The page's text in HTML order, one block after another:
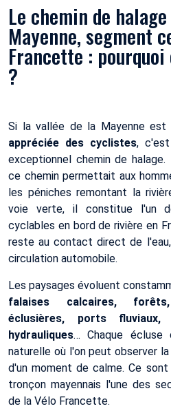
Le chemin de
Mayenne, segment
Francette :
?
Si la vallée de la Mayenne est
appréciée des cyclistes,
exceptionnel chemin de
ce chemin permettait aux
les péniches remontant la
voie verte, il constitue l'un
cyclables en bord de rivière en
reste au contact direct de
circulation automobile.
Les paysages évoluent
falaises calcaires,
éclusières, ports
hydrauliques… Chaque
naturelle où l'on peut observer
d'un moment de calme. Ce
tronçon mayennais l'une des
de la Vélo Francette.